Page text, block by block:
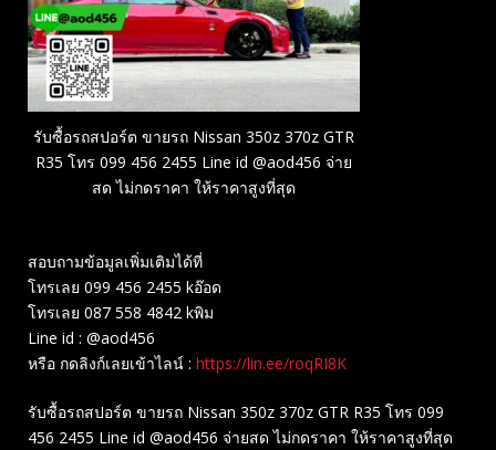
รับซื้อรถสปอร์ต ขายรถ Nissan 350z 370z GTR
R35 โทร 099 456 2455 Line id @aod456 จ่าย
สด ไม่กดราคา ให้ราคาสูงที่สุด
สอบถามข้อมูลเพิ่มเติมได้ที่
โทรเลย 099 456 2455 kอ๊อด
โทรเลย 087 558 4842 kพิม
Line id : @aod456
หรือ กดลิงก์เลยเข้าไลน์ : https://lin.ee/roqRI8K
รับซื้อรถสปอร์ต ขายรถ Nissan 350z 370z GTR R35 โทร 099
456 2455 Line id @aod456 จ่ายสด ไม่กดราคา ให้ราคาสูงที่สุด